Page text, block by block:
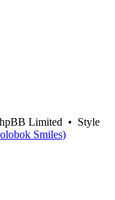
Limited • Style
Smiles)